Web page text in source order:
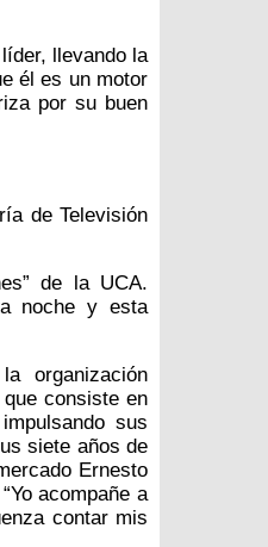
llevando la
él es un motor
por su buen
de Televisión
de la UCA.
noche y esta
organización
consiste en
sus
siete años de
Ernesto
acompañe a
contar mis